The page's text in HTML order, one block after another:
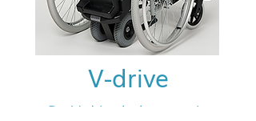
V-drive
De V-drive hulpmotor is